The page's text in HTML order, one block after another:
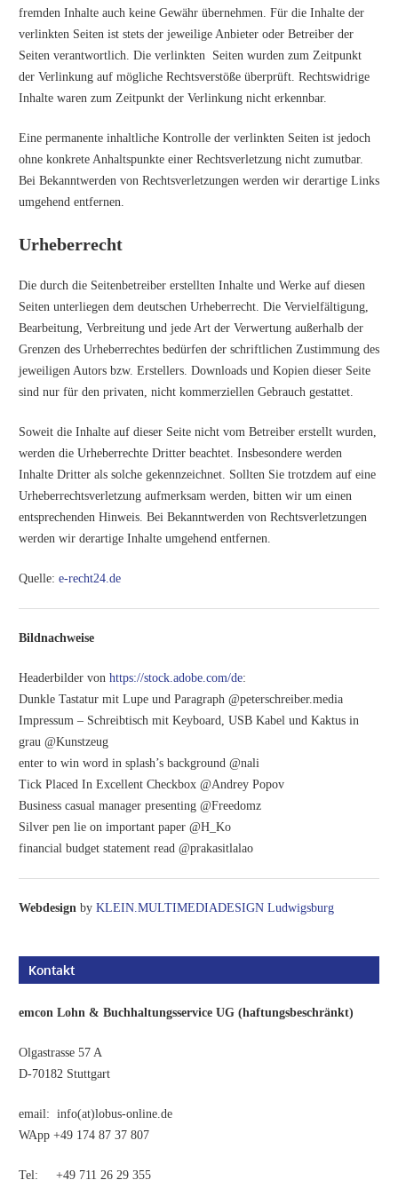
fremden Inhalte auch keine Gewähr übernehmen. Für die Inhalte der
verlinkten Seiten ist stets der jeweilige Anbieter oder Betreiber der
Seiten verantwortlich. Die verlinkten Seiten wurden zum Zeitpunkt
der Verlinkung auf mögliche Rechtsverstöße überprüft. Rechtswidrige
Inhalte waren zum Zeitpunkt der Verlinkung nicht erkennbar.
Eine permanente inhaltliche Kontrolle der verlinkten Seiten ist jedoch
ohne konkrete Anhaltspunkte einer Rechtsverletzung nicht zumutbar.
Bei Bekanntwerden von Rechtsverletzungen werden wir derartige Links
umgehend entfernen.
Urheberrecht
Die durch die Seitenbetreiber erstellten Inhalte und Werke auf diesen
Seiten unterliegen dem deutschen Urheberrecht. Die Vervielfältigung,
Bearbeitung, Verbreitung und jede Art der Verwertung außerhalb der
Grenzen des Urheberrechtes bedürfen der schriftlichen Zustimmung des
jeweiligen Autors bzw. Erstellers. Downloads und Kopien dieser Seite
sind nur für den privaten, nicht kommerziellen Gebrauch gestattet.
Soweit die Inhalte auf dieser Seite nicht vom Betreiber erstellt wurden,
werden die Urheberrechte Dritter beachtet. Insbesondere werden
Inhalte Dritter als solche gekennzeichnet. Sollten Sie trotzdem auf eine
Urheberrechtsverletzung aufmerksam werden, bitten wir um einen
entsprechenden Hinweis. Bei Bekanntwerden von Rechtsverletzungen
werden wir derartige Inhalte umgehend entfernen.
Quelle: e-recht24.de
Bildnachweise
Headerbilder von https://stock.adobe.com/de:
Dunkle Tastatur mit Lupe und Paragraph @peterschreiber.media
Impressum – Schreibtisch mit Keyboard, USB Kabel und Kaktus in
grau @Kunstzeug
enter to win word in splash’s background @nali
Tick Placed In Excellent Checkbox @Andrey Popov
Business casual manager presenting @Freedomz
Silver pen lie on important paper @H_Ko
financial budget statement read @prakasitlalao
Webdesign by KLEIN.MULTIMEDIADESIGN Ludwigsburg
Kontakt
emcon Lohn & Buchhaltungsservice UG (haftungsbeschränkt)
Olgastrasse 57 A
D-70182 Stuttgart
email: info(at)lobus-online.de
WApp +49 174 87 37 807
Tel: +49 711 26 29 355